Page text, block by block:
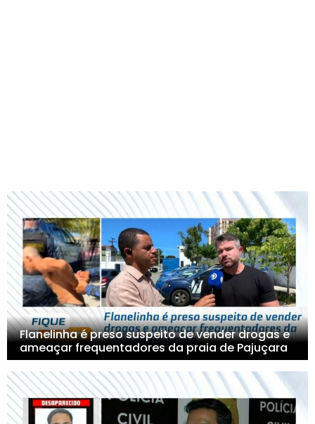
Flanelinha é preso suspeito de vender drogas e
ameaçar frequentadores da praia de Pajuçara